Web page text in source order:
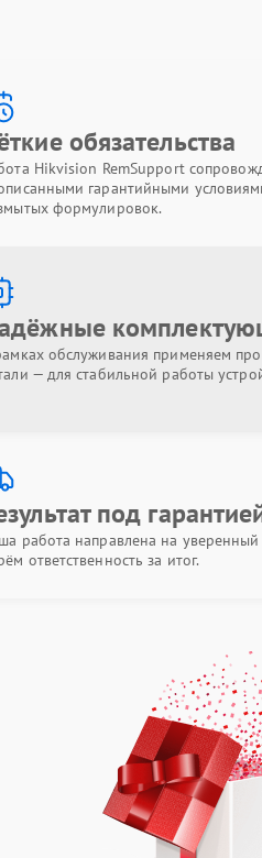
обязательства
Hikvision RemSupport
гарантийными
формулировок.
обслуживания применяем
— для стабильной работы
под
работа направлена на уверенный
ответственность за итог.